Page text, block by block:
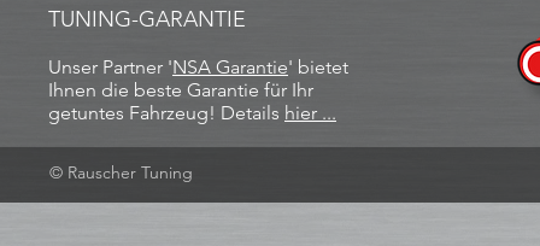
TUNING-GARANTIE
Unser Partner 'NSA Garantie​' bietet
Ihnen die beste Garantie für Ihr
getuntes Fahrzeug! Details hier ...
© Rauscher Tuning